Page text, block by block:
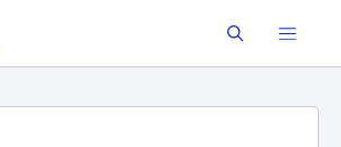
principal Buscar